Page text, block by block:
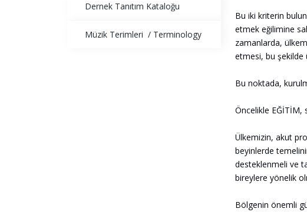
Dernek Tanıtım Kataloğu
Müzik Terimleri / Terminology
Bu iki kriterin
etmek eğilimine
zamanlarda,
etmesi, bu şekilde
Bu noktada,
Öncelikle EĞİTİM,
Ülkemizin, akut
beyinlerde
desteklenmeli ve
bireylere yönelik
Bölgenin önemli